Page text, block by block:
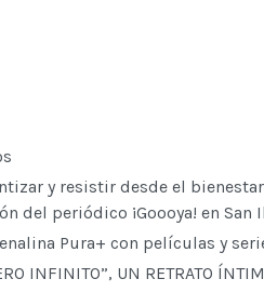
y resistir desde el
del periódico ¡Goooya! en San
Pura+ con películas y
INFINITO”, UN RETRATO